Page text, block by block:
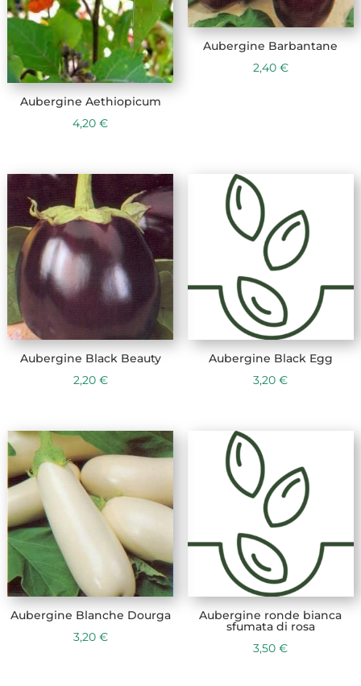
Aubergine Aethiopicum
4,20€
Aubergine Barbantane
2,40 €
Aubergine Black Beauty
2,20 €
Aubergine Black Egg
3,20€
Aubergine Blanche Dourga
3,20 €
Aubergine ronde bianca
sfumata di rosa
3,50€